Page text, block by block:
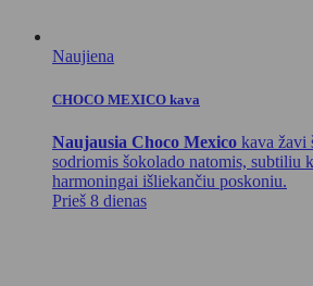
Naujiena
CHOCO MEXICO kava
Naujausia Choco Mexico kava žavi
sodriomis šokolado natomis, subtiliu
harmoningai išliekančiu poskoniu.
Prieš 8 dienas